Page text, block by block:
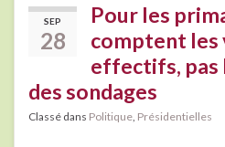
SEP
28
Pour les
comptent les
effectifs, pas
des sondages
Classé dans Politique Présidentielles